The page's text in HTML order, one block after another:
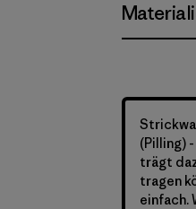
(Pilling)
trägt
tragen
einfach.